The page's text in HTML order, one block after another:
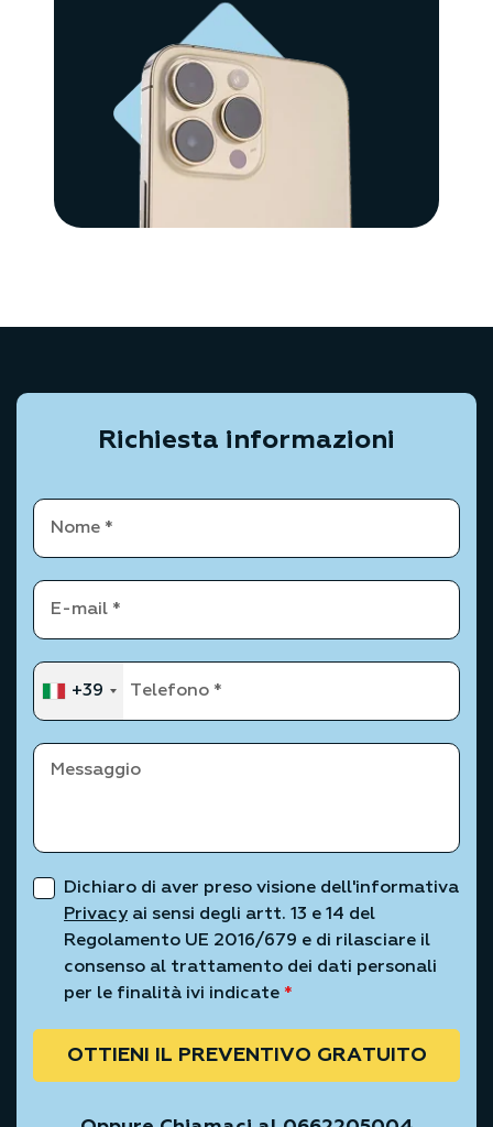
Richiesta informazioni
+39
Dichiaro di aver preso visione dell'informativa
Privacy ai sensi degli artt. 13 e 14 del
Regolamento UE 2016/679 e di rilasciare il
consenso al trattamento dei dati personali
per le finalità ivi indicate *
OTTIENI IL PREVENTIVO GRATUITO